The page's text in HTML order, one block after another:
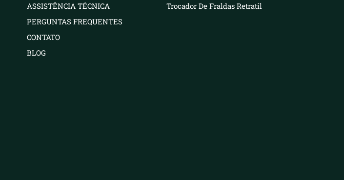
ASSISTÊNCIA TÉCNICA
PERGUNTAS FREQUENTES
CONTATO
BLOG
Trocador De Fraldas Retratil